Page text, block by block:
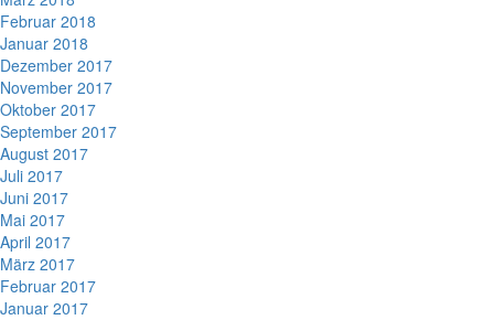
Februar 2018
Januar 2018
Dezember 2017
November 2017
Oktober 2017
September 2017
August 2017
Juli 2017
Juni 2017
Mai 2017
April 2017
März 2017
Februar 2017
Januar 2017